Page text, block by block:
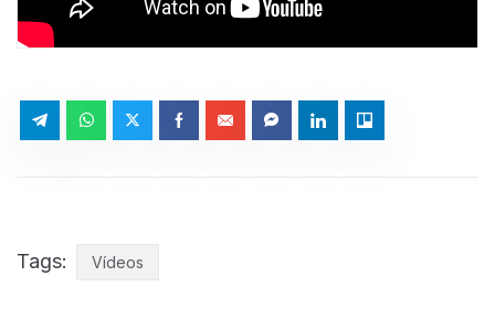
Tags: Vídeos